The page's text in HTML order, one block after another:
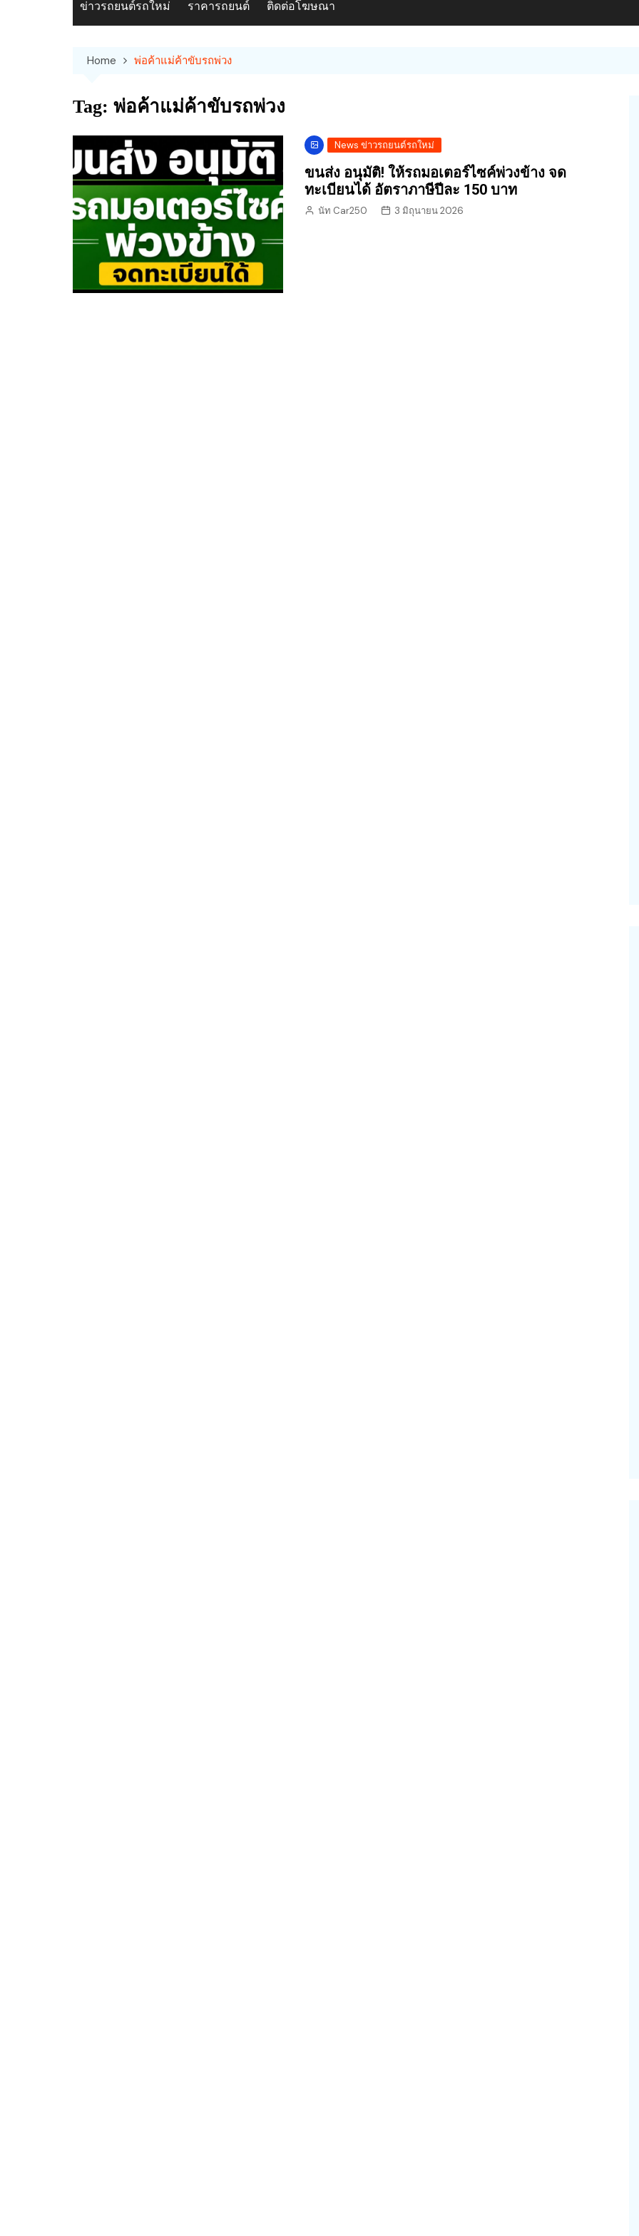
ข่าวรถยนต์รถใหม่ ราคารถยนต์ ติดต่อโฆษณา
Home พ่อค้าแม่ค้าขับรถพ่วง
Tag: พ่อค้าแม่ค้าขับรถพ่วง
News ข่าวรถยนต์รถใหม่
ขนส่ง อนุมัติ! ให้รถมอเตอร์ไซค์พ่วงข้าง จด
ทะเบียนได้ อัตราภาษีปีละ 150 บาท
นัท Car250 3 มิถุนายน 2026